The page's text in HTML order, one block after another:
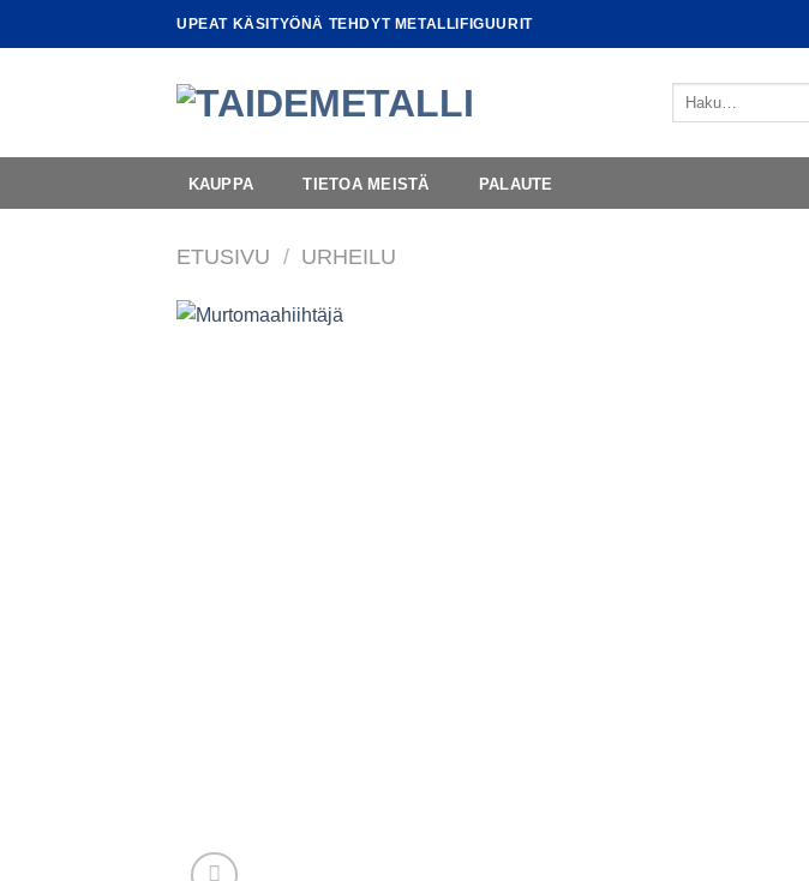
to
UPEAT KÄSITYÖNÄ TEHDYT METALLIFIGUURIT
Etsi:
KAUPPA TIETOA MEISTÄ PALAUTE
ETUSIVU / URHEILU